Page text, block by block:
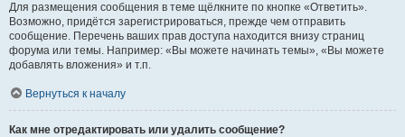
Для размещения сообщения в теме щёлкните по кнопке «Ответить».
Возможно, придётся зарегистрироваться, прежде чем отправить
сообщение. Перечень ваших прав доступа находится внизу страниц
форума или темы. Например: «Вы можете начинать темы», «Вы можете
добавлять вложения» и т.п.
Вернуться к началу
Как мне отредактировать или удалить сообщение?